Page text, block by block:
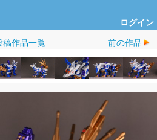
ログイン
稿作品一覧 前の作品